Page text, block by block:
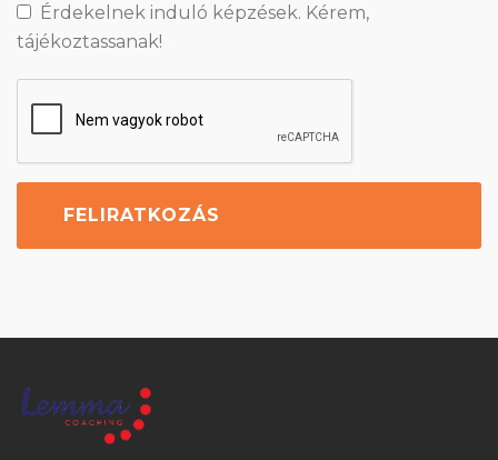
Érdekelnek induló képzések. Kérem,
tájékoztassanak!